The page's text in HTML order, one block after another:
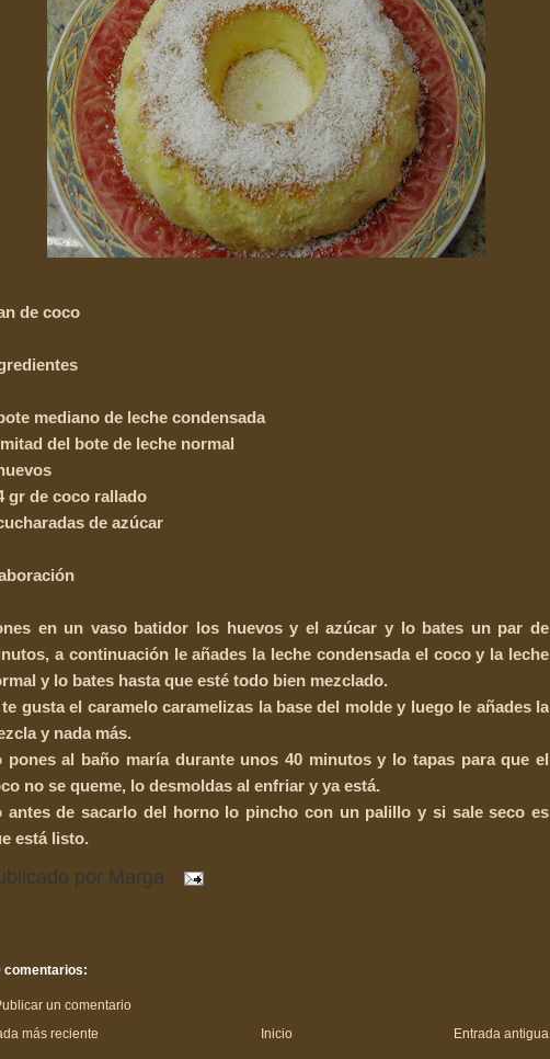
de coco
mediano de leche condensada
del bote de leche normal
gr de coco rallado
de azúcar
en un vaso batidor los huevos y el azúcar y lo bates un par de
a continuación le añades la leche condensada el coco y la leche
y lo bates hasta que esté todo bien mezclado.
gusta el caramelo caramelizas la base del molde y luego le añades la
y nada más.
pones al baño maría durante unos 40 minutos y lo tapas para que el
no se queme, lo desmoldas al enfriar y ya está.
antes de sacarlo del horno lo pincho con un palillo y si sale seco es
está listo.
por Marga
comentarios:
un comentario
más reciente
Entrada antigua
Inicio